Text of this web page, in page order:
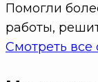
Помогли
работы,
Смотреть все